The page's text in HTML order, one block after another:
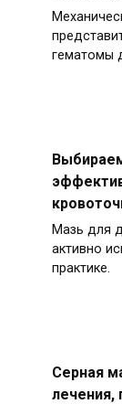
гематомы
Мазь для
активно
практике.
Серная
лечения,